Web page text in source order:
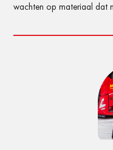
wachten op materiaal dat